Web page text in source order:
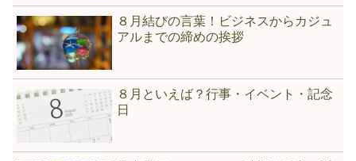
８月結びの言葉！ビジネスからカジュ
アルまでの締めの挨拶
８月といえば？行事・イベント・記念
日